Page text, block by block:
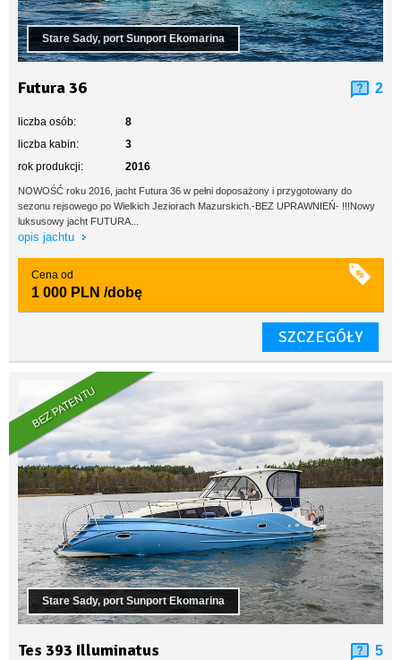
Stare Sady, port Sunport Ekomarina
Futura 36 2
liczba osób:
8
liczba kabin:
3
rok produkcji:
2016
NOWOŚĆ roku 2016, jacht Futura 36 w pełni doposażony i przygotowany do
sezonu rejsowego po Wielkich Jeziorach Mazurskich.-BEZ UPRAWNIEŃ- !!!Nowy
luksusowy jacht FUTURA...
opis jachtu
Cena od
1 000 PLN /dobę
SZCZEGÓŁY
BEZ PATENTU
Stare Sady, port Sunport Ekomarina
Tes 393 Illuminatus 5